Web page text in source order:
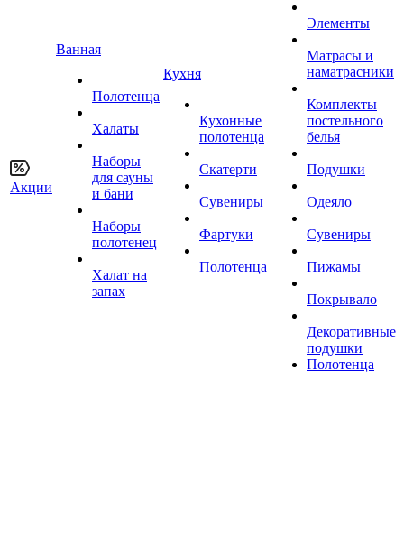
Акции
Ванная
Полотенца
Халаты
Наборы
для сауны
и бани
Наборы
полотенец
Халат на
запах
Кухня
Кухонные
полотенца
Скатерти
Сувениры
Фартуки
Полотенца
Элементы
Матрасы и
наматрасники
Комплекты
постельного
белья
Подушки
Одеяло
Сувениры
Пижамы
Покрывало
Декоративные
подушки
Полотенца